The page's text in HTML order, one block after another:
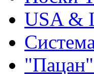
USA &